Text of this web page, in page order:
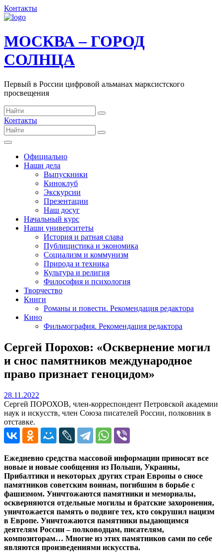
Контакты
МОСКВА – ГОРОД
СОЛНЦА
Первый в России цифровой альманах марксистского
просвещения
Контакты
Официально
Наши дела
Выпускники
Киноклуб
Экскурсии
Презентации
Наш досуг
Начальный курс
Наши университеты
История и ратная слава
Публицистика и экономика
Социализм и коммунизм
Природа и техника
Культура и религия
Философия и психология
Творчество
Книги
Романы и повести. Рекомендация редактора
Кино
Фильмография. Рекомендация редактора
Сергей Порохов: «Осквернение могил
и снос памятников международное
право признает геноцидом»
28.11.2022
Сергей ПОРОХОВ, член-корреспондент Петровской академии
наук и искусств, член Союза писателей России, полковник в
отставке.
Ежедневно средства массовой информации приносят все
новые и новые сообщения из Польши, Украины,
Прибалтики и некоторых других стран Европы о сносе
памятников советским воинам, погибшим в борьбе с
фашизмом. Уничтожаются памятники и мемориалы,
оскверняются отдельные могилы и братские захоронения,
уничтожается память о подвиге тех, кто сокрушил нацизм
в Европе. Уничтожаются памятники выдающимся
деятелям России – полководцам, писателям,
композиторам… Многие из этих памятников сами по себе
являются произведениями искусства.